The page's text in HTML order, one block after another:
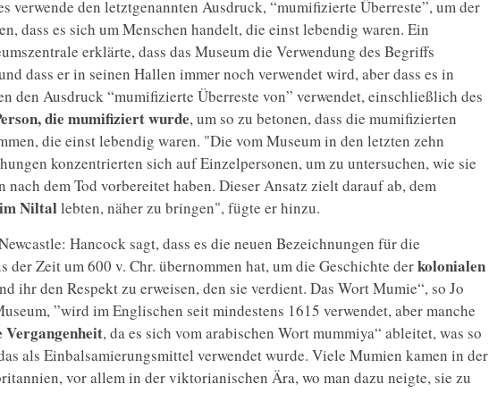
verwende den letztgenannten Ausdruck, “mumifizierte Überreste”, um der
dass es sich um Menschen handelt, die einst lebendig waren. Ein
erklärte, dass das Museum die Verwendung des Begriffs
dass er in seinen Hallen immer noch verwendet wird, aber dass es in
den Ausdruck “mumifizierte Überreste von” verwendet, einschließlich des
die mumifiziert wurde, um so zu betonen, dass die mumifizierten
die einst lebendig waren. "Die vom Museum in den letzten zehn
konzentrierten sich auf Einzelpersonen, um zu untersuchen, wie sie
nach dem Tod vorbereitet haben. Dieser Ansatz zielt darauf ab, dem
im Niltallebten, näher zu bringen", fügte er hinzu.
Hancock sagt, dass es die neuen Bezeichnungen für die
der Zeit um 600 v. Chr. übernommen hat, um die Geschichte derkolonialen
ihr den Respekt zu erweisen, den sie verdient. Das Wort Mumie“, so Jo
”wird im Englischen seit mindestens 1615 verwendet, aber manche
Vergangenheit, da es sich vom arabischen Wort mummiya“ ableitet, was so
als Einbalsamierungsmittel verwendet wurde. Viele Mumien kamen in der
vor allem in der viktorianischen Ära, wo man dazu neigte, sie zu